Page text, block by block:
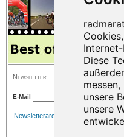
Newsletter
E-Mail
Newsletterarchiv